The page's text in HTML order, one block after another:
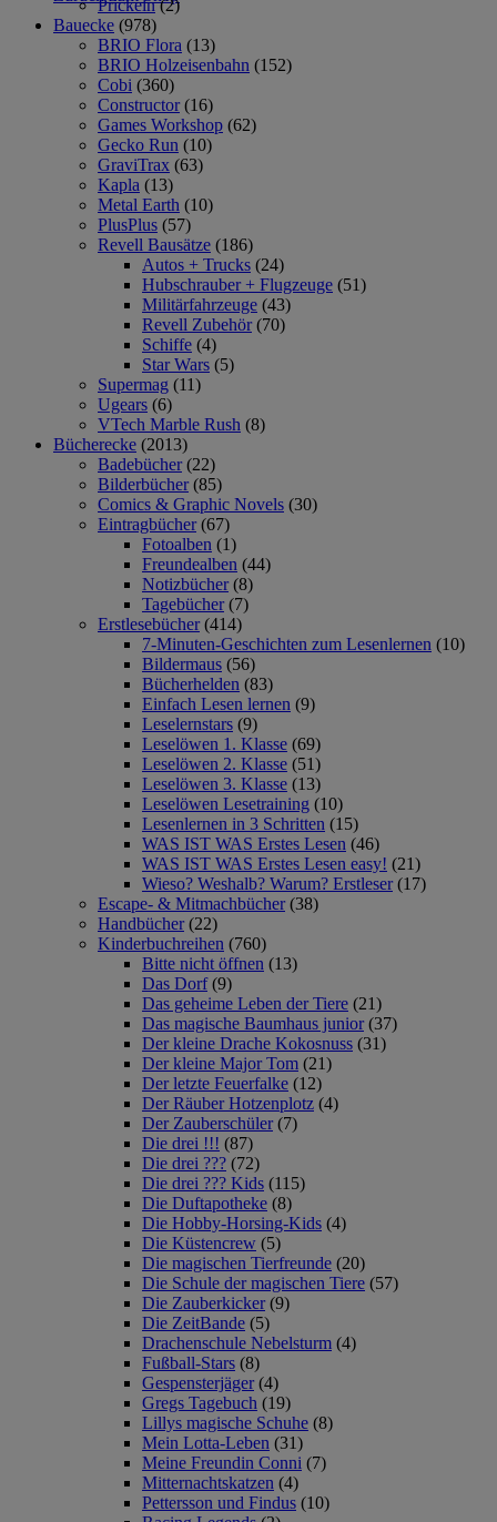
Prickeln (2)
Bauecke (978)
BRIO Flora (13)
BRIO Holzeisenbahn (152)
Cobi (360)
Constructor (16)
Games Workshop (62)
Gecko Run (10)
GraviTrax (63)
Kapla (13)
Metal Earth (10)
PlusPlus (57)
Revell Bausätze (186)
Autos + Trucks (24)
Hubschrauber + Flugzeuge (51)
Militärfahrzeuge (43)
Revell Zubehör (70)
Schiffe (4)
Star Wars (5)
Supermag (11)
Ugears (6)
VTech Marble Rush (8)
Bücherecke (2013)
Badebücher (22)
Bilderbücher (85)
Comics & Graphic Novels (30)
Eintragbücher (67)
Fotoalben (1)
Freundealben (44)
Notizbücher (8)
Tagebücher (7)
Erstlesebücher (414)
7-Minuten-Geschichten zum Lesenlernen (10)
Bildermaus (56)
Bücherhelden (83)
Einfach Lesen lernen (9)
Leselernstars (9)
Leselöwen 1. Klasse (69)
Leselöwen 2. Klasse (51)
Leselöwen 3. Klasse (13)
Leselöwen Lesetraining (10)
Lesenlernen in 3 Schritten (15)
WAS IST WAS Erstes Lesen (46)
WAS IST WAS Erstes Lesen easy! (21)
Wieso? Weshalb? Warum? Erstleser (17)
Escape- & Mitmachbücher (38)
Handbücher (22)
Kinderbuchreihen (760)
Bitte nicht öffnen (13)
Das Dorf (9)
Das geheime Leben der Tiere (21)
Das magische Baumhaus junior (37)
Der kleine Drache Kokosnuss (31)
Der kleine Major Tom (21)
Der letzte Feuerfalke (12)
Der Räuber Hotzenplotz (4)
Der Zauberschüler (7)
Die drei !!! (87)
Die drei ??? (72)
Die drei ??? Kids (115)
Die Duftapotheke (8)
Die Hobby-Horsing-Kids (4)
Die Küstencrew (5)
Die magischen Tierfreunde (20)
Die Schule der magischen Tiere (57)
Die Zauberkicker (9)
Die ZeitBande (5)
Drachenschule Nebelsturm (4)
Fußball-Stars (8)
Gespensterjäger (4)
Gregs Tagebuch (19)
Lillys magische Schuhe (8)
Mein Lotta-Leben (31)
Meine Freundin Conni (7)
Mitternachtskatzen (4)
Pettersson und Findus (10)